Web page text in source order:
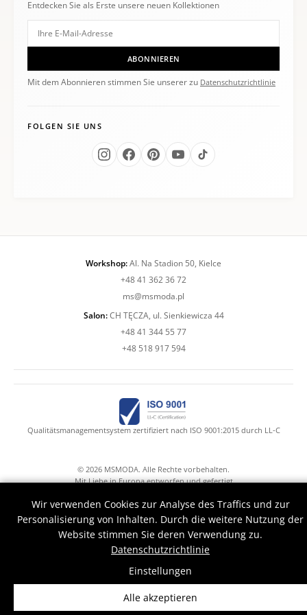
Entdecken Sie als Erste unsere neuen Kollektionen
ABONNIEREN
Mit dem Abonnieren stimmen Sie unserer zu Datenschutzrichtlinie
FOLGEN SIE UNS
Workshop:Al. Na Stadion 50, Kielce
+48 41 362 36 72
ms@msmoda.pl
Salon:CH TĘCZA, ul. Sienkiewicza 44
+48 41 344 55 77
+48 518 917 594
Qualitätsmanagementsystem zertifiziert nach ISO 9001:2015 durch LL-C
© 2026 MSMODA. Alle Rechte vorbehalten.
Mit Liebe in Europa entworfen und gefertigt
Wir verwenden Cookies zur Analyse des Traffics und zur
Personalisierung von Inhalten. Durch die weitere Nutzung der
Website stimmen Sie deren Verwendung zu.
Datenschutzrichtlinie
Einstellungen
Alle akzeptieren